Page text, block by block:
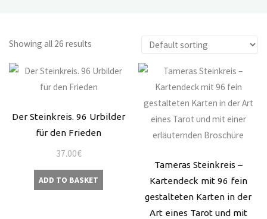
Showing all 26 results
Der Steinkreis. 96 Urbilder
für den Frieden
37.00€
ADD TO BASKET
Tameras Steinkreis –
Kartendeck mit 96 fein
gestalteten Karten in der
Art eines Tarot und mit